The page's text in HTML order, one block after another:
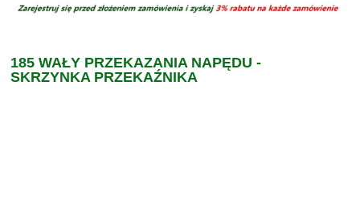
185 WAŁY PRZEKAZANIA NAPĘDU -
SKRZYNKA PRZEKAŹNIKA